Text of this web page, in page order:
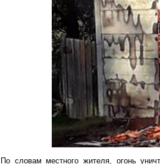
По словам местного жителя, огонь